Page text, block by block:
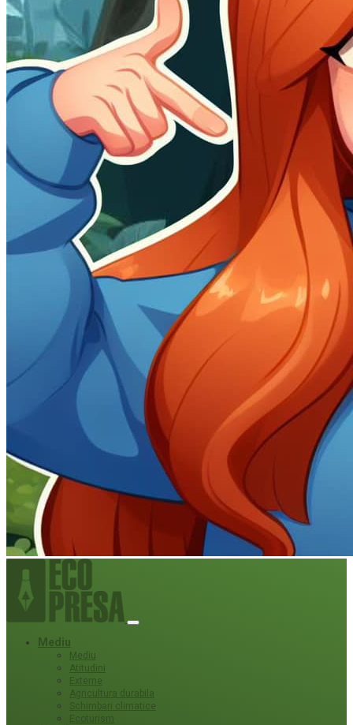
Mediu
Mediu
Atitudini
Externe
Agricultura durabila
Schimbari climatice
Ecoturism